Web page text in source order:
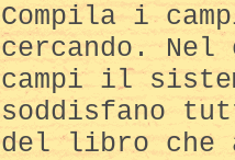
Compila i
cercando.
campi il
soddisfano
del libro che